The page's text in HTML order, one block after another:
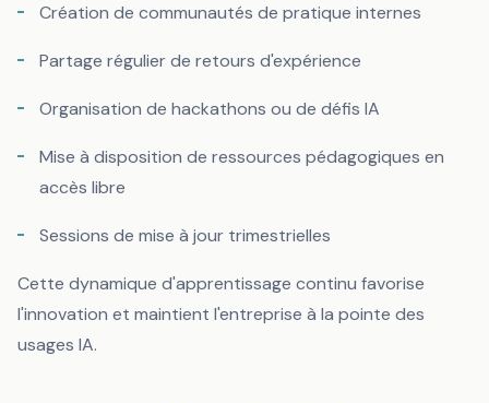
Création de communautés de pratique internes
Partage régulier de retours d'expérience
Organisation de hackathons ou de défis IA
Mise à disposition de ressources pédagogiques en
accès libre
Sessions de mise à jour trimestrielles
Cette dynamique d'apprentissage continu favorise
l'innovation et maintient l'entreprise à la pointe des
usages IA.